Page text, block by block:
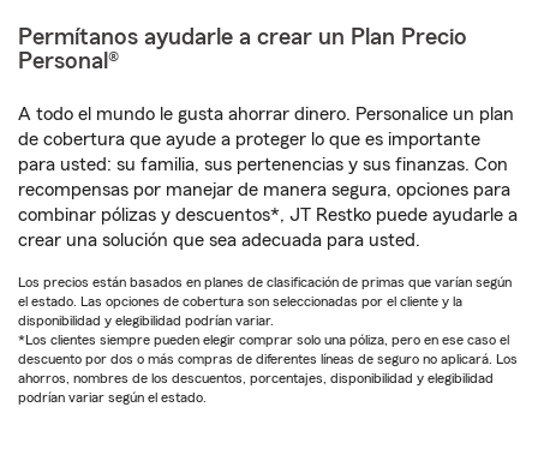
Permítanos ayudarle a crear un Plan Precio
Personal®
A todo el mundo le gusta ahorrar dinero. Personalice un plan
de cobertura que ayude a proteger lo que es importante
para usted: su familia, sus pertenencias y sus finanzas. Con
recompensas por manejar de manera segura, opciones para
combinar pólizas y descuentos*, JT Restko puede ayudarle a
crear una solución que sea adecuada para usted.
Los precios están basados en planes de clasificación de primas que varían según
el estado. Las opciones de cobertura son seleccionadas por el cliente y la
disponibilidad y elegibilidad podrían variar.
*Los clientes siempre pueden elegir comprar solo una póliza, pero en ese caso el
descuento por dos o más compras de diferentes líneas de seguro no aplicará. Los
ahorros, nombres de los descuentos, porcentajes, disponibilidad y elegibilidad
podrían variar según el estado.